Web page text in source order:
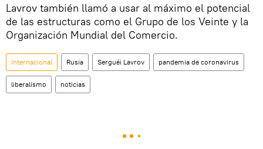
Lavrov también llamó a usar al máximo el potencial
de las estructuras como el Grupo de los Veinte y la
Organización Mundial del Comercio.
Internacional Rusia Serguéi Lavrov pandemia de coronavirus
liberalismo noticias